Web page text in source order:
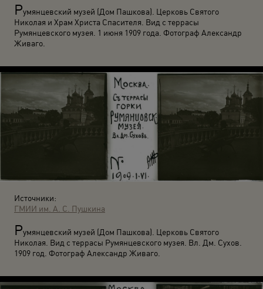
Румянцевский музей (Дом Пашкова). Церковь Святого
Николая и Храм Христа Спасителя. Вид с террасы
Румянцевского музея. 1 июня 1909 года. Фотограф Александр
Живаго.
Источники:
ГМИИ им. А. С. Пушкина
Румянцевский музей (Дом Пашкова). Церковь Святого
Николая. Вид с террасы Румянцевского музея. Вл. Дм. Сухов.
1909 год. Фотограф Александр Живаго.